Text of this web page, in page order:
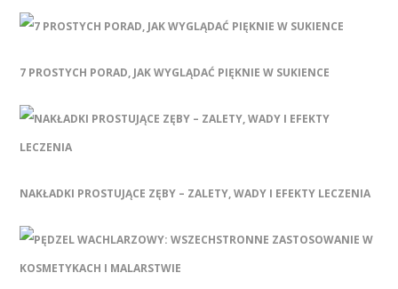
7 PROSTYCH PORAD, JAK WYGLĄDAĆ PIĘKNIE W SUKIENCE
NAKŁADKI PROSTUJĄCE ZĘBY – ZALETY, WADY I EFEKTY LECZENIA